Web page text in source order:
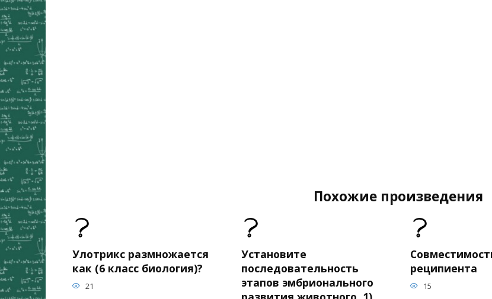
Похожие произведения
Улотрикс размножается
как (6 класс биология)?
21
Установите
последовательность
этапов эмбрионального
реципиента
15